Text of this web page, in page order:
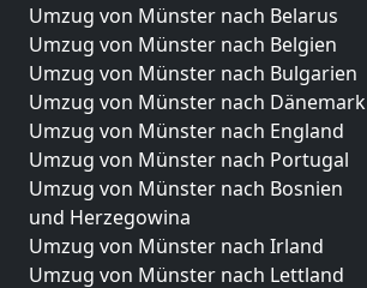
Umzug von Münster nach Belarus
Umzug von Münster nach Belgien
Umzug von Münster nach Bulgarien
Umzug von Münster nach Dänemark
Umzug von Münster nach England
Umzug von Münster nach Portugal
Umzug von Münster nach Bosnien
und Herzegowina
Umzug von Münster nach Irland
Umzug von Münster nach Lettland